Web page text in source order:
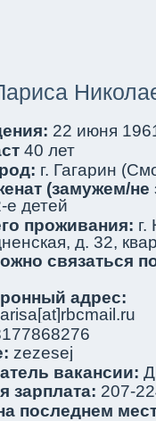
22 июня
40 лет
г. Гагарин
(замужем/
детей
проживания: г.
д. 32,
связаться
адрес:
zezesej
вакaнсии:
зарплата: 207-
последнем